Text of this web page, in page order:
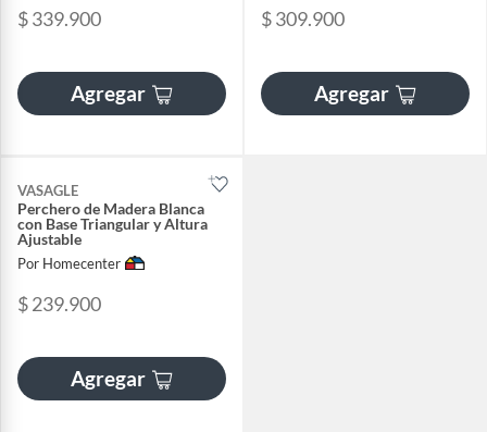
$ 339.900
Agregar
$ 309.900
Agregar
VASAGLE
Perchero de Madera Blanca
con Base Triangular y Altura
Ajustable
Por Homecenter
$ 239.900
Agregar